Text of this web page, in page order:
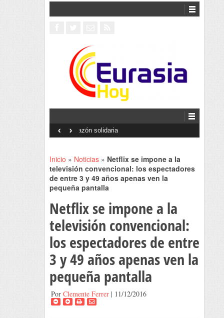
Interventionism estatal
‹ ›
Inicio » Noticias» Netflix se impone a la
televisión convencional: los espectadores
de entre 3 y 49 años apenas ven la
pequeña pantalla
Netflix se impone a la
televisión convencional:
los espectadores de entre
3 y 49 años apenas ven la
pequeña pantalla
Por Clemente Ferrer| 11/12/2016